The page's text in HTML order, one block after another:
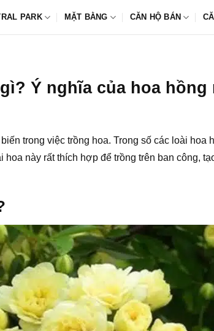
PARK MẶT BẰNG CĂN HỘ BÁN
Ý nghĩa của hoa hồng
trong việc trồng hoa. Trong số các loài
hoa này rất thích hợp để trồng trên ban công,